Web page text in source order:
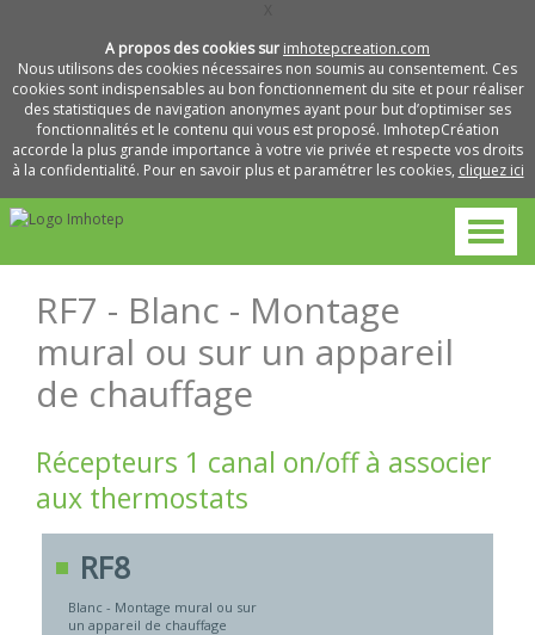
A propos des cookies sur imhotepcreation.com
Nous utilisons des cookies nécessaires non soumis au consentement. Ces
cookies sont indispensables au bon fonctionnement du site et pour réaliser
des statistiques de navigation anonymes ayant pour but d’optimiser ses
fonctionnalités et le contenu qui vous est proposé. ImhotepCréation
accorde la plus grande importance à votre vie privée et respecte vos droits
à la confidentialité. Pour en savoir plus et paramétrer les cookies, cliquez ici
RF7 - Blanc - Montage
mural ou sur un appareil
de chauffage
Récepteurs 1 canal on/off à associer
aux thermostats
RF8
Blanc - Montage mural ou sur
un appareil de chauffage